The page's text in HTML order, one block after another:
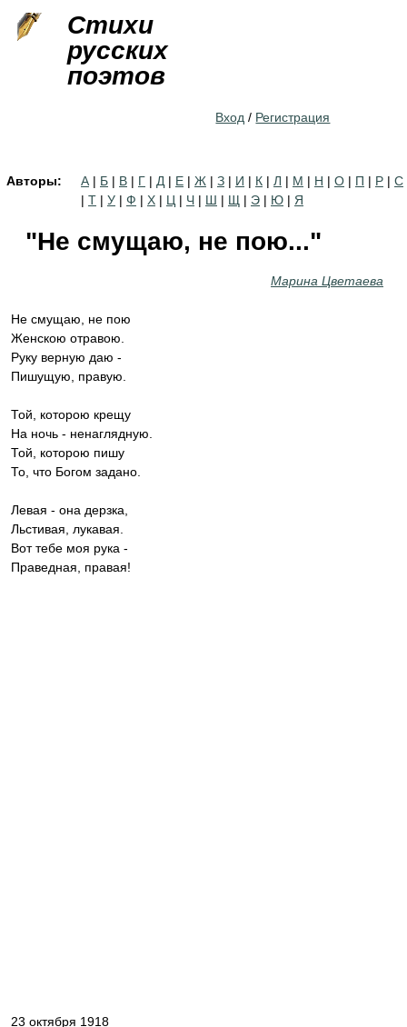
Стихи
русских
поэтов
Вход / Регистрация
Авторы: А | Б | В | Г | Д | Е | Ж | З | И | К | Л | М | Н | О | П | Р | С
| Т | У | Ф | Х | Ц | Ч | Ш | Щ | Э | Ю | Я
"Нe смущаю, не пою..."
Марина Цветаева
Нe смущаю, не пою
Женскою отравою.
Руку верную даю -
Пишущую, правую.
Той, которою крещу
На ночь - ненаглядную.
Той, которою пишу
То, что Богом задано.
Левая - она дерзка,
Льстивая, лукавая.
Вот тебе моя рука -
Праведная, правая!
23 октября 1918